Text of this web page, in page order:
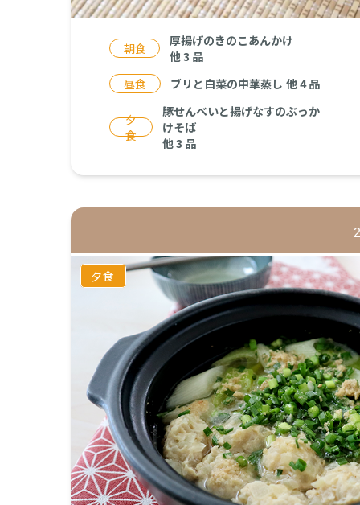
朝食
厚揚げのきのこあんかけ
他3 品
昼食
ブリと白菜の中華蒸し 他4品
夕
食
豚せんべいと揚げなすのぶっか
けそば
他3 品
夕食